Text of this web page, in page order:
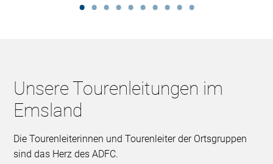
Unsere Tourenleitungen im
Emsland
Die Tourenleiterinnen und Tourenleiter der Ortsgruppen
sind das Herz des ADFC.